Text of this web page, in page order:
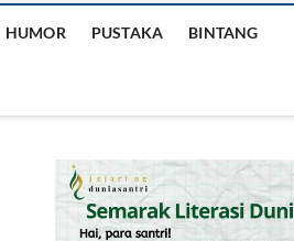
HUMOR PUSTAKA BINTANG